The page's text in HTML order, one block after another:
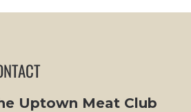
Uptown Meat Club